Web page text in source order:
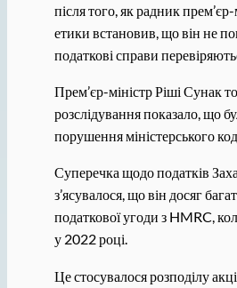
після того, як радник
етики встановив, що він не
податкові справи
Прем’єр-міністр Ріші Сунак
розслідування показало, що
порушення міністерського
Суперечка щодо податків
з’ясувалося, що він досяг
податкової угоди з HMRC,
у 2022 році.
Це стосувалося розподілу